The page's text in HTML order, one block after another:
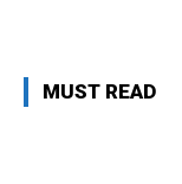
MUST READ